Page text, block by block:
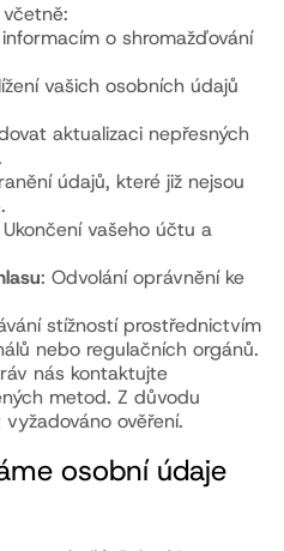
o shromažďování
vašich osobních údajů
aktualizaci nepřesných
údajů, které již nejsou
vašeho účtu a
: Odvolání oprávnění ke
stížností prostřednictvím
nebo regulačních orgánů.
nás kontaktujte
metod. Z důvodu
ověření.
osobní údaje